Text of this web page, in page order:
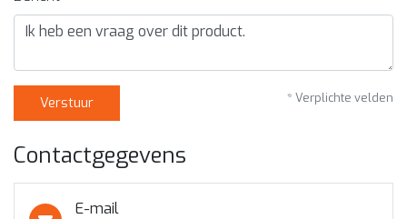
Verstuur * Verplichte velden
Contactgegevens
E-mail